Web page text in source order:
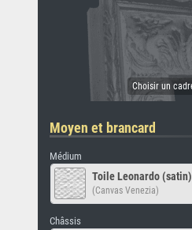
Moyen et brancard
Médium
Toile Leonardo (satin)
(Canvas Venezia)
Châssis